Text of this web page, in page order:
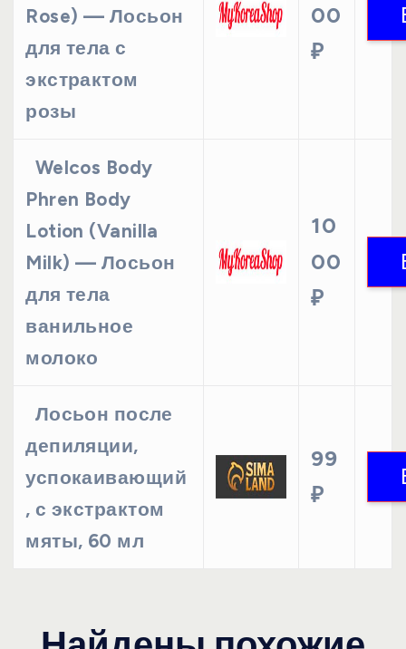
Rose) — Лосьон
для тела с
экстрактом
розы
00
₽
Welcos Body
Phren Body
Lotion (Vanilla
Milk) — Лосьон
для тела
ванильное
молоко
10
00
₽
Лосьон после
депиляции,
успокаивающий
, с экстрактом
мяты, 60 мл
99
₽